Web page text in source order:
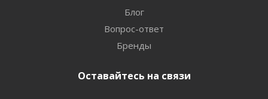
Блог
Вопрос-ответ
Бренды
Оставайтесь на связи